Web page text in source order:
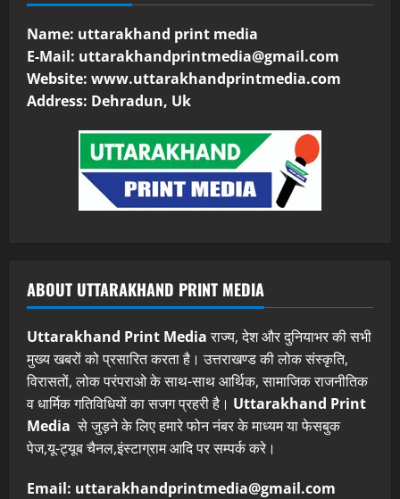
Name: uttarakhand print media
E-Mail: uttarakhandprintmedia@gmail.com
Website: www.uttarakhandprintmedia.com
Address: Dehradun, Uk
ABOUT UTTARAKHAND PRINT MEDIA
Uttarakhand Print Mediaराज्य, देश और दुनियाभर की सभी
मुख्य खबरों को प्रसारित करता है। उत्तराखण्ड की लोक संस्कृति,
विरासतों, लोक परंपराओ के साथ-साथ आर्थिक, सामाजिक राजनीतिक
व धार्मिक गतिविधियों का सजग प्रहरी है। Uttarakhand Print
Media से जुड़ने के लिए हमारे फोन नंबर के माध्यम या फेसबुक
पेज,यू-ट्यूब चैनल,इंस्टाग्राम आदि पर सम्पर्क करे।
Email: uttarakhandprintmedia@gmail.com